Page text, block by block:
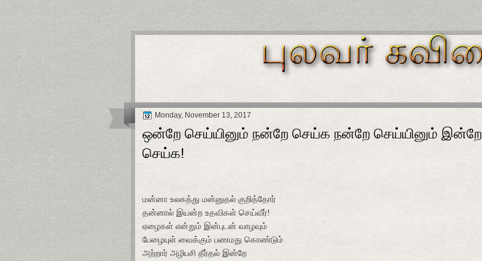
Monday, November 13, 2017
ஒன்றே செய்யினும் நன்றே செய்க நன்றே செய்யினும் இன்றே
செய்க!
மன்னா உலகத்து மன்னுதல் குறித்தோர்
தன்னால் இயன்ற உதவிகள் செய்வீர்!
ஏழைகள் என்றும் இன்புடன் வாழவும்
பேழையுள் வைக்கும் பணமது கொண்டும்
அற்றார் அழிபசி தீர்தல் இன்றே